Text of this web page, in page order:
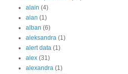
alain (4)
alan (1)
alban (6)
aleksandra (1)
alert data (1)
alex (31)
alexandra (1)